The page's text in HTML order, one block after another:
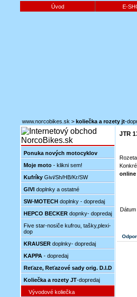
Úvod E-
www.norcobikes.sk > koliečka a rozety jt-
Ponuka nových motocyklov
Moje moto - klikni sem!
Kufríky Givi/Sh/HB/Kr/SW
GIVI doplnky a ostatné
SW-MOTECH doplnky - dopredaj
HEPCO BECKER dopnky- dopredaj
Five star-nosiče kufrou, tašky,plexi-
dop
KRAUSER doplnky- dopredaj
KAPPA - dopredaj
Reťaze, Reťazové sady orig. D.I.D
Koliečka a rozety JT-dopredaj
Vývodové koliečka
JTR
online
Dátum